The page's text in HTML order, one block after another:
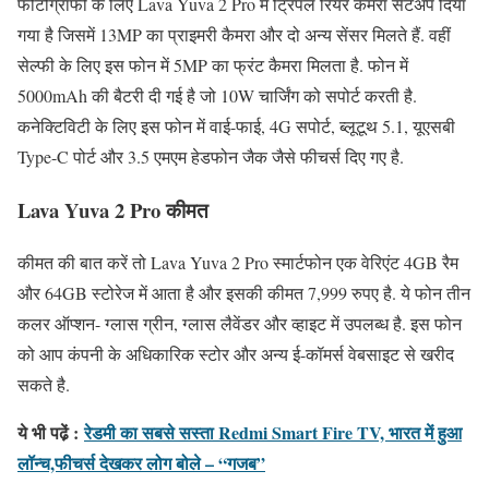
गया है जिसमें 13MP का प्राइमरी कैमरा और दो अन्य सेंसर मिलते हैं. वहीं
सेल्फी के लिए इस फोन में 5MP का फ्रंट कैमरा मिलता है. फोन में
5000mAh की बैटरी दी गई है जो 10W चार्जिंग को सपोर्ट करती है.
कनेक्टिविटी के लिए इस फोन में वाई-फाई, 4G सपोर्ट, ब्लूटूथ 5.1, यूएसबी
Type-C पोर्ट और 3.5 एमएम हेडफोन जैक जैसे फीचर्स दिए गए है.
Lava Yuva 2 Pro कीमत
कीमत की बात करें तो Lava Yuva 2 Pro स्मार्टफोन एक वेरिएंट 4GB रैम
और 64GB स्टोरेज में आता है और इसकी कीमत 7,999 रुपए है. ये फोन तीन
कलर ऑप्शन- ग्लास ग्रीन, ग्लास लैवेंडर और व्हाइट में उपलब्ध है. इस फोन
को आप कंपनी के अधिकारिक स्टोर और अन्य ई-कॉमर्स वेबसाइट से खरीद
सकते है.
ये भी पढे़ं : रेडमी का सबसे सस्ता Redmi Smart Fire TV, भारत में हुआ
लॉन्च,फीचर्स देखकर लोग बोले – “गजब”